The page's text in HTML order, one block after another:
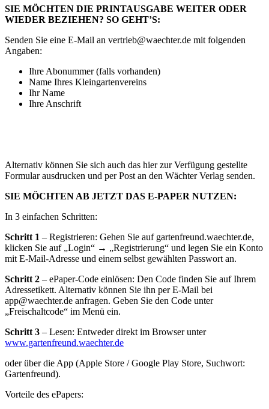
SIE MÖCHTEN DIE PRINTAUSGABE WEITER ODER
WIEDER BEZIEHEN? SO GEHT’S:
Senden Sie eine E-Mail an vertrieb@waechter.de mit folgenden
Angaben:
Ihre Abonummer (falls vorhanden)
Name Ihres Kleingartenvereins
Ihr Name
Ihre Anschrift
Alternativ können Sie sich auch das hier zur Verfügung gestellte
Formular ausdrucken und per Post an den Wächter Verlag senden.
SIE MÖCHTEN AB JETZT DAS E-PAPER NUTZEN:
In 3 einfachen Schritten:
Schritt 1 – Registrieren: Gehen Sie auf gartenfreund.waechter.de,
klicken Sie auf „Login“ → „Registrierung“ und legen Sie ein Konto
mit E-Mail-Adresse und einem selbst gewählten Passwort an.
Schritt 2 – ePaper-Code einlösen: Den Code finden Sie auf Ihrem
Adressetikett. Alternativ können Sie ihn per E-Mail bei
app@waechter.de anfragen. Geben Sie den Code unter
„Freischaltcode“ im Menü ein.
Schritt 3 – Lesen: Entweder direkt im Browser unter
www.gartenfreund.waechter.de
oder über die App (Apple Store / Google Play Store, Suchwort:
Gartenfreund).
Vorteile des ePapers: